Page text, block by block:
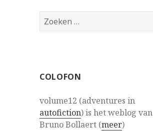
Zoeken
naar:
COLOFON
volume12 (adventures in
autofiction) is het weblog van
Bruno Bollaert (meer)